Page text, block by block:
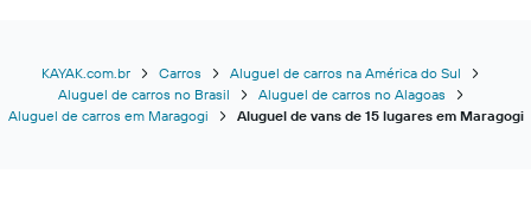
KAYAK.com.br Carros
Aluguel de carros na América do Sul
Aluguel de carros no Brasil
Aluguel de carros no Alagoas
Aluguel de carros em Maragogi
Aluguel de vans de 15 lugares em Maragogi